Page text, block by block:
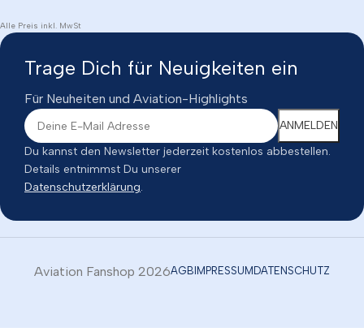
Alle Preis inkl. MwSt
Trage Dich für Neuigkeiten ein
Für Neuheiten und Aviation-Highlights
Du kannst den Newsletter jederzeit kostenlos abbestellen.
Details entnimmst Du unserer
Datenschutzerklärung.
Aviation Fanshop 2026AGB IMPRESSUM DATENSCHUTZ